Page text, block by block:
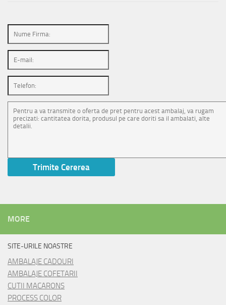
MORE
SITE-URILE NOASTRE
AMBALAJE CADOURI
AMBALAJE COFETARII
CUTII MACARONS
PROCESS COLOR